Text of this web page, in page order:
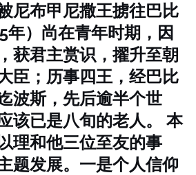
尼布甲尼撒王掳往巴比
年）尚在青年时期，因
获君主赏识，擢升至朝
臣；历事四王，经巴比
波斯，先后逾半个世
该已是八旬的老人。
本
理和他三位至友的事
题发展。一是个人信仰